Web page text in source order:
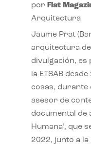
por Flat
Arquitectura
Jaume Prat
arquitectura
divulgación, es
la ETSAB
cosas,
asesor de
documental de
Humana’, que
2022, junto a